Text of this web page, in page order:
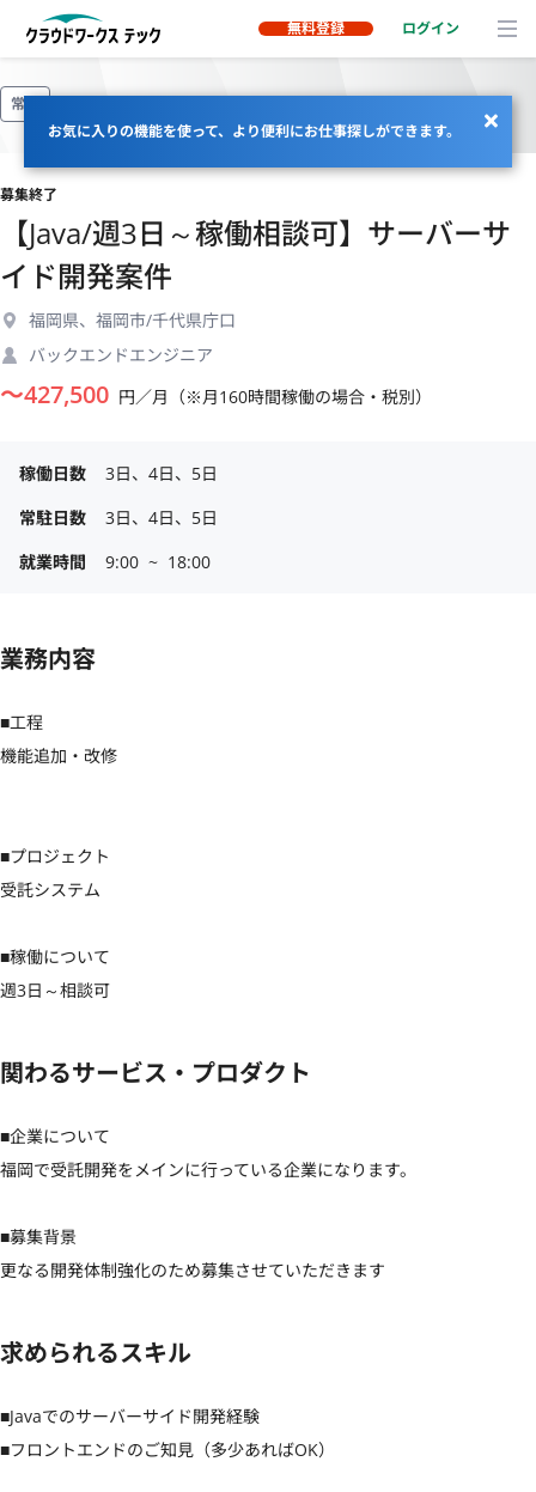
無料登録 ログイン
お気に入りの機能を使って、より便利にお仕事探しができます。
常駐
募集終了
【Java/週3日～稼働相談可】サーバーサ
イド開発案件
福岡県、福岡市/千代県庁口
バックエンドエンジニア
〜427,500 円／月（※月160時間稼働の場合・税別）
稼働日数
3日、4日、5日
常駐日数
3日、4日、5日
就業時間
9:00  ~  18:00
業務内容
■工程
機能追加・改修
■プロジェクト
受託システム
■稼働について
週3日～相談可
関わるサービス・プロダクト
■企業について
福岡で受託開発をメインに行っている企業になります。
■募集背景
更なる開発体制強化のため募集させていただきます
求められるスキル
■Javaでのサーバーサイド開発経験
■フロントエンドのご知見（多少あればOK）